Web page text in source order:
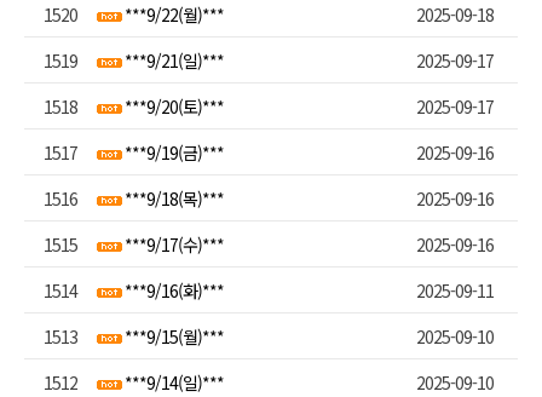
1520
***9/22(월)***
2025-09-18
1519
***9/21(일)***
2025-09-17
1518
***9/20(토)***
2025-09-17
1517
***9/19(금)***
2025-09-16
1516
***9/18(목)***
2025-09-16
1515
***9/17(수)***
2025-09-16
1514
***9/16(화)***
2025-09-11
1513
***9/15(월)***
2025-09-10
1512
***9/14(일)*** 2025-09-10